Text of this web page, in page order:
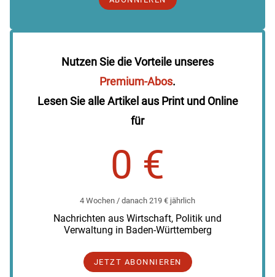
Nutzen Sie die Vorteile unseres
Premium-Abos.
Lesen Sie alle Artikel aus Print und Online
für
0 €
4 Wochen / danach 219 € jährlich
Nachrichten aus Wirtschaft, Politik und
Verwaltung in Baden-Württemberg
JETZT ABONNIEREN